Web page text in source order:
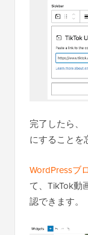
完了したら、
にすることを
WordPressブ
て、TikTok動
認できます。